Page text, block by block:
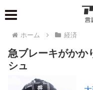
ホーム 経済
急ブレーキがかか
シュ